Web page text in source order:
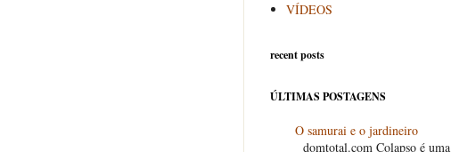
VÍDEOS
recent posts
ÚLTIMAS POSTAGENS
O samurai e o jardineiro
domtotal.com Colapso é uma